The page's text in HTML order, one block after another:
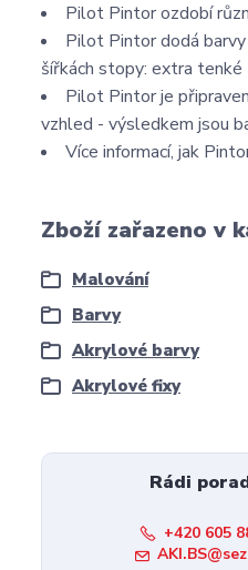
Pilot Pintor ozdobí
Pilot Pintor dodá
šířkách stopy: extra tenké
Pilot Pintor je
vzhled - výsledkem jsou
Více informací, jak
Zboží zařazeno v
Malování
Barvy
Akrylové barvy
Akrylové fixy
Rádi
+420 605